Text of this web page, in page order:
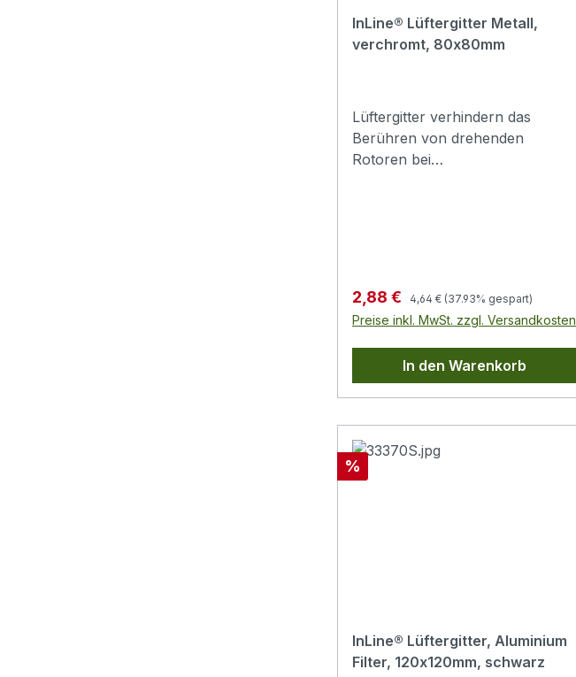
InLine® Lüftergitter Metall,
verchromt, 80x80mm
Lüftergitter verhindern das
Berühren von drehenden
Rotoren bei
Verkaufspreis:
2,88 € Regulärer Preis:
4,64 € (37.93% gespart)
Preise inkl. MwSt. zzgl. Versandkosten
In den Warenkorb
Rabatt
%
InLine® Lüftergitter, Aluminium
Filter, 120x120mm, schwarz